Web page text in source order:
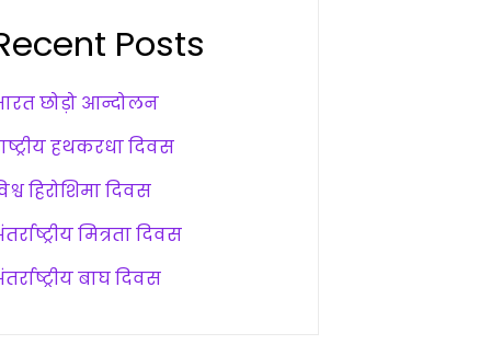
Posts
छोड़ो आन्दोलन
हथकरधा दिवस
हिरोशिमा दिवस
मित्रता दिवस
बाघ दिवस